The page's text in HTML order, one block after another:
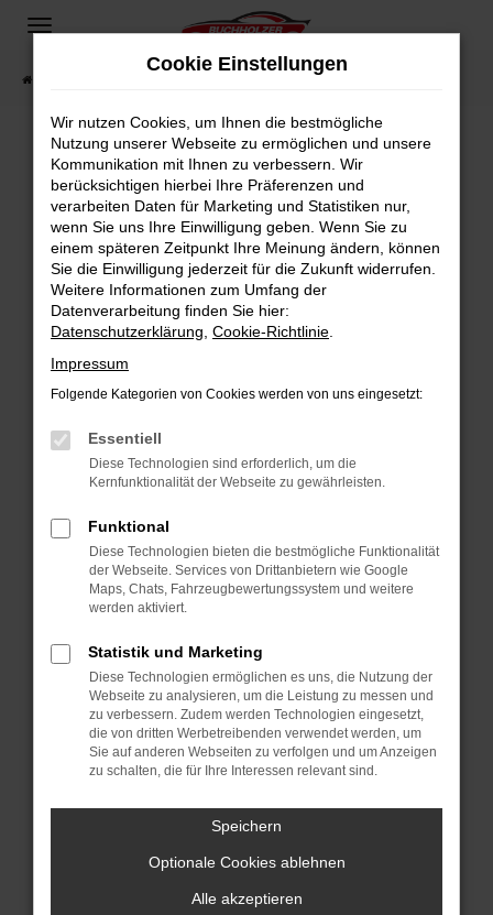
Zum
springen
Fahrzeugsuche
Fehler: Network Error
Beim Laden ist ein Fehler aufgetreten.
Hier sind ein paar Tipps, die dir helfen können:
Überprüfe deine Firewall und deine
Internetverbindung.
Laden andere Webseiten, zum Beispiel deine
Suchmaschine?
Prüfe deine Browsererweiterungen.
können das Laden bestimmter Seiten
verhindern. Funktioniert die Seite in einem
anderen Browser oder in einem privaten
Starte dein Gerät neu.
Das kann manchmal helfen, vorübergehende
Probleme zu beheben.
Betriebssystem auf dem neuesten Stand
sind.
Veraltete Software birgt nicht nur ein
Sicherheitsrisiko, sondern kann auch dazu
führen, dass bestimmte Funktionen nicht mehr
unterstützt werden.
Wende dich an den Webseitenbetreiber.
Wenn du alle oben genannten Schritte versucht
hast, kontaktiere uns bitte. Wir werden
versuchen, das Problem zu beheben. Du kannst
uns diesen Text schicken, um uns bei der
Cookie Einstellungen
Wir nutzen Cookies, um Ihnen die bestmögliche
Nutzung unserer Webseite zu ermöglichen und unsere
Kommunikation mit Ihnen zu verbessern. Wir
berücksichtigen hierbei Ihre Präferenzen und
verarbeiten Daten für Marketing und Statistiken nur,
wenn Sie uns Ihre Einwilligung geben. Wenn Sie zu
einem späteren Zeitpunkt Ihre Meinung ändern, können
Sie die Einwilligung jederzeit für die Zukunft widerrufen.
Weitere Informationen zum Umfang der
Datenverarbeitung finden Sie hier:
Datenschutzerklärung Cookie-Richtlinie
Impressum
Folgende Kategorien von Cookies werden von uns eingesetzt:
Essentiell
Diese Technologien sind erforderlich, um die
Kernfunktionalität der Webseite zu gewährleisten.
Funktional
Diese Technologien bieten die bestmögliche Funktionalität
der Webseite. Services von Drittanbietern wie Google
Maps, Chats, Fahrzeugbewertungssystem und weitere
werden aktiviert.
Statistik und Marketing
Diese Technologien ermöglichen es uns, die Nutzung der
Webseite zu analysieren, um die Leistung zu messen und
zu verbessern. Zudem werden Technologien eingesetzt,
die von dritten Werbetreibenden verwendet werden, um
Sie auf anderen Webseiten zu verfolgen und um Anzeigen
zu schalten, die für Ihre Interessen relevant sind.
Speichern
Optionale Cookies ablehnen
Alle akzeptieren